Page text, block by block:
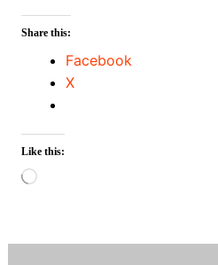
Share this:
Facebook
X
Like this:
Loading…